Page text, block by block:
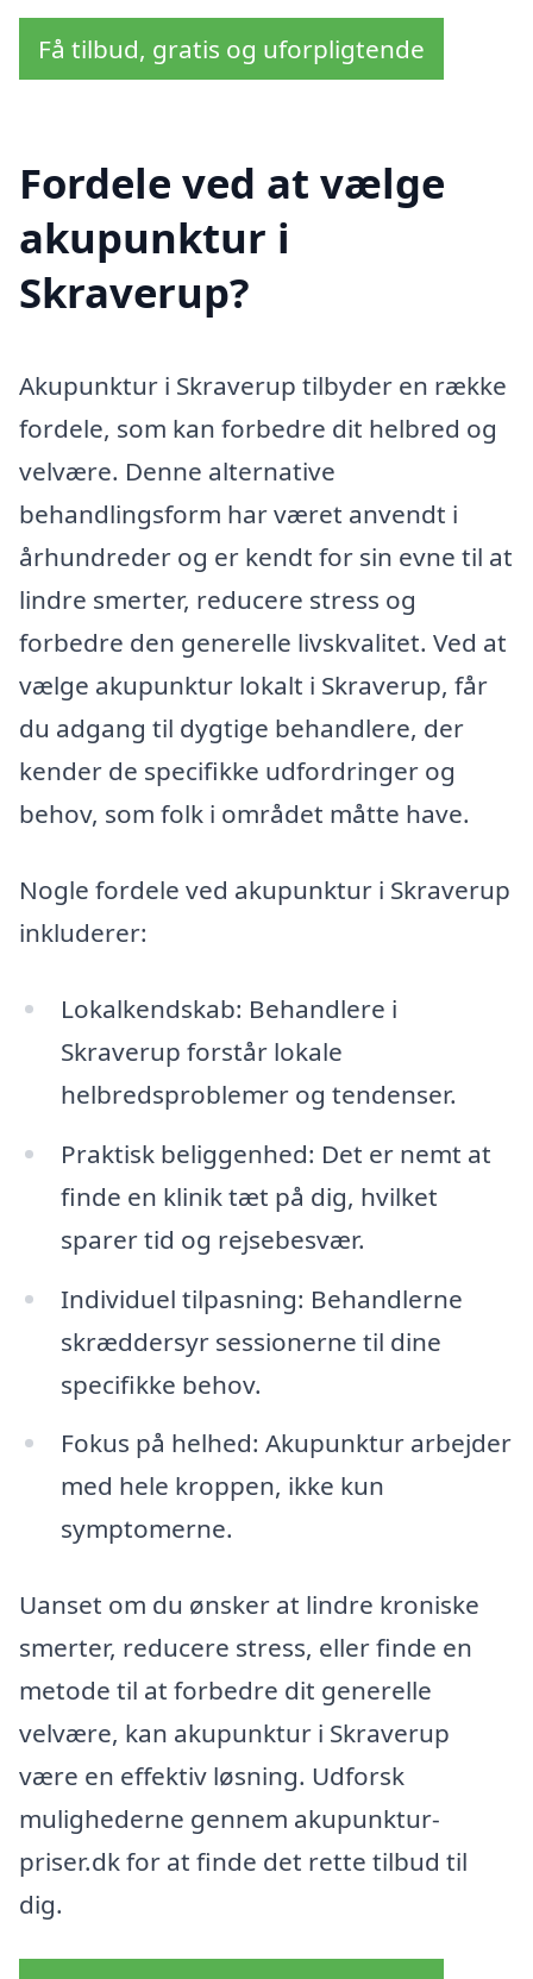
Få tilbud, gratis og uforpligtende
Fordele ved at vælge
akupunktur i
Skraverup?
Akupunktur i Skraverup tilbyder en række
fordele, som kan forbedre dit helbred og
velvære. Denne alternative
behandlingsform har været anvendt i
århundreder og er kendt for sin evne til at
lindre smerter, reducere stress og
forbedre den generelle livskvalitet. Ved at
vælge akupunktur lokalt i Skraverup, får
du adgang til dygtige behandlere, der
kender de specifikke udfordringer og
behov, som folk i området måtte have.
Nogle fordele ved akupunktur i Skraverup
inkluderer:
Lokalkendskab: Behandlere i
Skraverup forstår lokale
helbredsproblemer og tendenser.
Praktisk beliggenhed: Det er nemt at
finde en klinik tæt på dig, hvilket
sparer tid og rejsebesvær.
Individuel tilpasning: Behandlerne
skræddersyr sessionerne til dine
specifikke behov.
Fokus på helhed: Akupunktur arbejder
med hele kroppen, ikke kun
symptomerne.
Uanset om du ønsker at lindre kroniske
smerter, reducere stress, eller finde en
metode til at forbedre dit generelle
velvære, kan akupunktur i Skraverup
være en effektiv løsning. Udforsk
mulighederne gennem akupunktur-
priser.dk for at finde det rette tilbud til
dig.